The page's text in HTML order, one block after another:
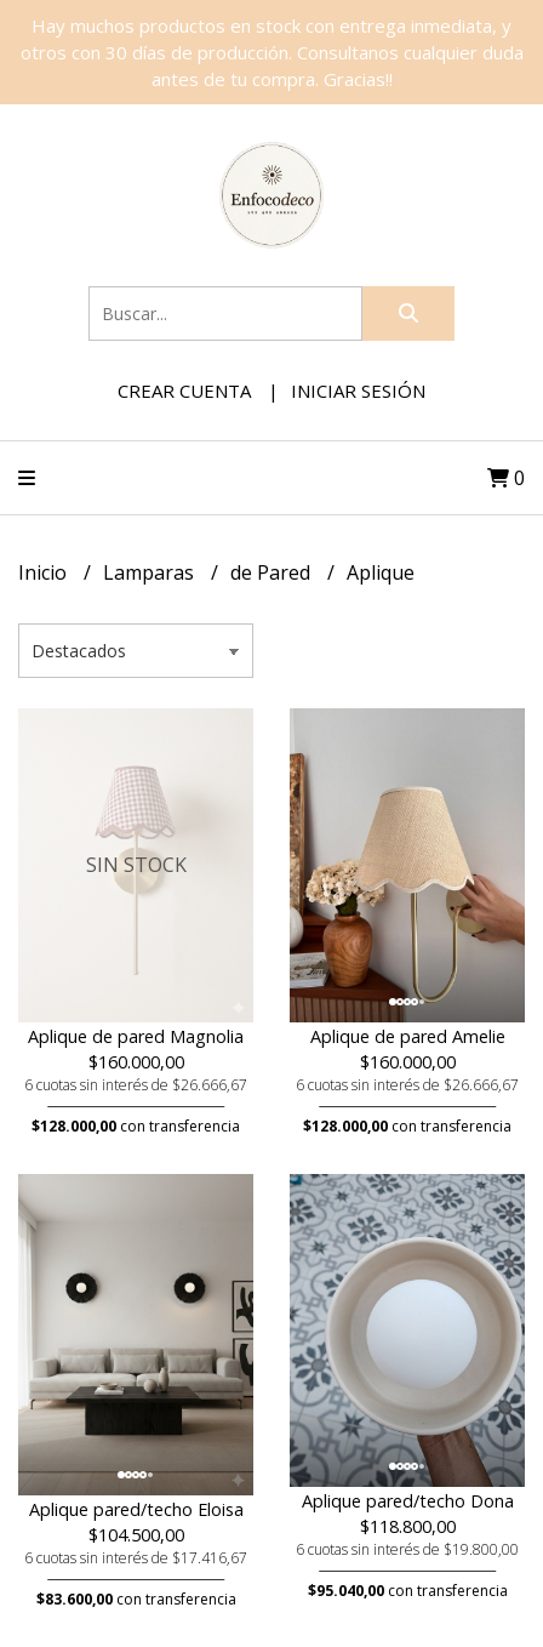
Hay muchos productos en stock con entrega inmediata, y
otros con 30 días de producción. Consultanos cualquier duda
antes de tu compra. Gracias!!
CREAR CUENTA INICIAR SESIÓN
0
Inicio Lamparas de Pared Aplique
SIN STOCK
Aplique de pared Magnolia
$160.000,00
6 cuotas sin interés de $26.666,67
$128.000,00 con transferencia
Aplique de pared Amelie
$160.000,00
6 cuotas sin interés de $26.666,67
$128.000,00 con transferencia
Aplique pared/techo Eloisa
$104.500,00
6 cuotas sin interés de $17.416,67
$83.600,00con transferencia
Aplique pared/techo Dona
$118.800,00
6 cuotas sin interés de $19.800,00
$95.040,00con transferencia